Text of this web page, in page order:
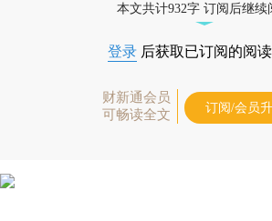
本文共计932字 订阅后继续
登录 后获取已订阅的阅
财新通会员
可畅读全文
订阅/会员